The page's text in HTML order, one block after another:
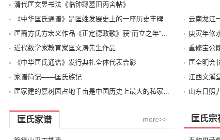
清代匡文昱书法《临钟繇墓田丙舍帖》
《中华匡氏通谱》是匡姓发展史上的一座历史丰碑
近代数学家教育家匡文涛先生作品
《中华匡氏通谱》发行典礼全体代表合影
家谱简记——匡氏族记
云南龙江
庚寅年修
重修宝公
匡全明会
江西文溪
山东日照
more>>
匡氏家谱 匡氏宗